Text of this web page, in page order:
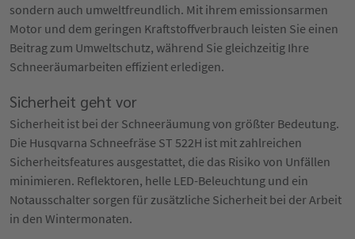
sondern auch umweltfreundlich. Mit ihrem emissionsarmen
Motor und dem geringen Kraftstoffverbrauch leisten Sie einen
Beitrag zum Umweltschutz, während Sie gleichzeitig Ihre
Schneeräumarbeiten effizient erledigen.
Sicherheit geht vor
Sicherheit ist bei der Schneeräumung von größter Bedeutung.
Die Husqvarna Schneefräse ST 522H ist mit zahlreichen
Sicherheitsfeatures ausgestattet, die das Risiko von Unfällen
minimieren. Reflektoren, helle LED-Beleuchtung und ein
Notausschalter sorgen für zusätzliche Sicherheit bei der Arbeit
in den Wintermonaten.